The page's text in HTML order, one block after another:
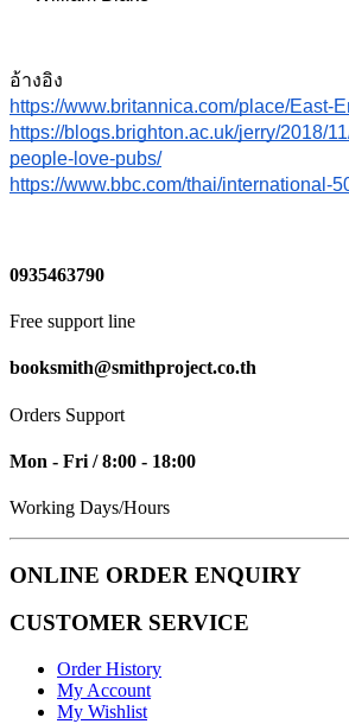
อ้างอิง
https://www.britannica.com/place/East-
https://blogs.brighton.ac.uk/jerry/2018/
people-love-pubs/
https://www.bbc.com/thai/international-
0935463790
Free support line
booksmith@smithproject.co.th
Orders Support
Mon - Fri / 8:00 - 18:00
Working Days/Hours
ONLINE ORDER ENQUIRY
CUSTOMER SERVICE
Order History
My Account
My Wishlist